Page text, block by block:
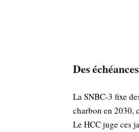
Des
La SNBC-3 fixe
charbon en 2030,
Le HCC juge ces